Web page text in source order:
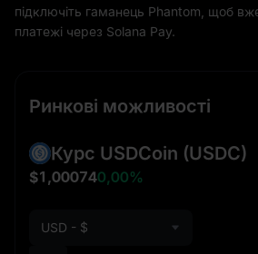
підключіть гаманець Phantom, щоб
платежі через Solana Pay.
Ринкові можливості
Курс USDCoin (USDC)
$1,000740,00%
USD - $